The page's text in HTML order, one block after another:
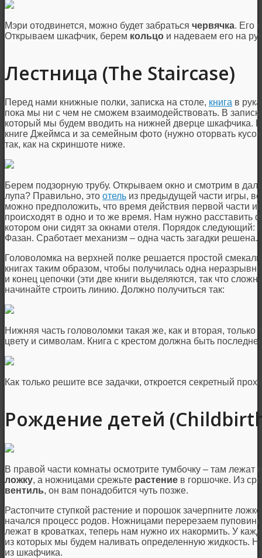
Мэри отодвинется, можно будет забраться червячка. Его
Открываем шкафчик, берем кольцо и надеваем его на
Лестница (The Staircase)
Перед нами книжные полки, записка на столе, книга в
пока мы ни с чем не сможем взаимодействовать. В
который мы будем вводить на нижней дверце шкафчика.
книге Джеймса и за семейным фото (нужно оторвать
так, как на скриншоте ниже.
Берем подзорную трубу. Открываем окно и смотрим в
лупа? Правильно, это отель из предыдущей части игры,
можно предположить, что время действия первой части
происходят в одно и то же время. Нам нужно расставить
котором они сидят за окнами отеля. Порядок следующий:
Фазан. Сработает механизм – одна часть загадки решена.
Головоломка на верхней полке решается простой
книгах таким образом, чтобы получилась одна
и конец цепочки (эти две книги выделяются, так что
начинайте строить линию. Должно получиться так:
Нижняя часть головоломки такая же, как и вторая,
цвету и символам. Книга с крестом должна быть
Как только решите все задачки, откроется секретный
Рождение детей
В правой части комнаты осмотрите тумбочку – там лежат
ложку, а ножницами срежьте растение в горшочке. Из
вентиль, он вам понадобится чуть позже.
Растопчите ступкой растение и порошок зачерпните
начался процесс родов. Ножницами перерезаем
лежат в кроватках, теперь нам нужно их накормить. У
из которых мы будем наливать определенную жидкость.
из шкафчика.